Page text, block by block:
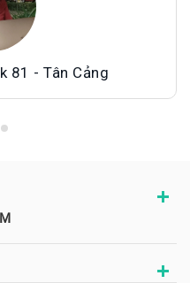
81 - Tân Cảng